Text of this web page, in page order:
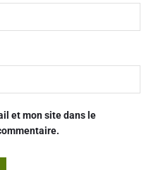
et mon site dans le